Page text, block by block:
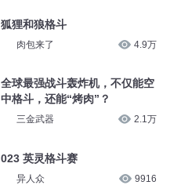
狐狸和狼格斗
肉包来了 4.9万
全球最强战斗轰炸机，不仅能空
中格斗，还能“烤肉”？
三金武器 2.1万
023 英灵格斗赛
异人众 9916